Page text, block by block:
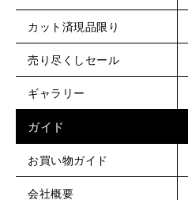
カット済現品限り
売り尽くしセール
ギャラリー
ガイド
お買い物ガイド
会社概要